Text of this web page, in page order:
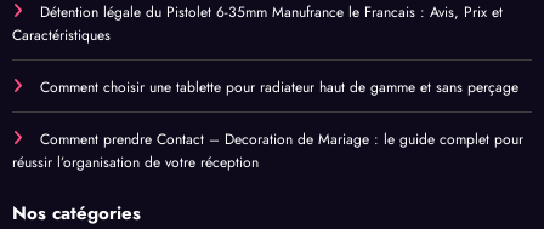
Détention légale du Pistolet 6-35mm Manufrance le Francais : Avis, Prix et
Caractéristiques
Comment choisir une tablette pour radiateur haut de gamme et sans perçage
Comment prendre Contact – Decoration de Mariage : le guide complet pour
réussir l’organisation de votre réception
Nos catégories